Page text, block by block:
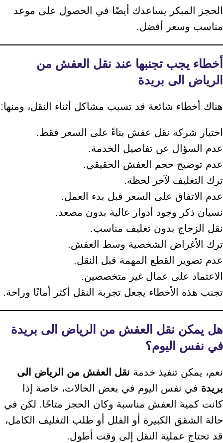
الحجز المبكر يساعدك أيضًا في الحصول على موعد
مناسب وسعر أفضل.
أخطاء يجب تجنبها عند نقل العفش من
الرياض الى بريدة
هناك أخطاء شائعة قد تسبب مشاكل أثناء النقل، ومنها:
اختيار شركة نقل عفش بناءً على السعر فقط.
عدم السؤال عن تفاصيل الخدمة.
عدم توضيح حجم العفش الحقيقي.
ترك التغليف لآخر لحظة.
عدم الاتفاق على السعر قبل بدء العمل.
نسيان ذكر وجود أدوار عالية بدون مصعد.
نقل الزجاج بدون تغليف مناسب.
ترك الأغراض الشخصية وسط العفش.
عدم تصوير القطع المهمة قبل النقل.
الاعتماد على عمال غير متخصصين.
تجنب هذه الأخطاء يجعل تجربة النقل أكثر أمانًا وراحة.
هل يمكن نقل العفش من الرياض الى بريدة
في نفس اليوم؟
نعم، يمكن تنفيذ خدمة نقل العفش من الرياض الى
بريدة في نفس اليوم في بعض الحالات، خاصة إذا
كانت كمية العفش مناسبة وكان الحجز متاحًا. لكن في
حالة الشقق الكبيرة أو الفلل أو طلب التغليف الكامل،
قد تحتاج عملية النقل إلى وقت أطول.